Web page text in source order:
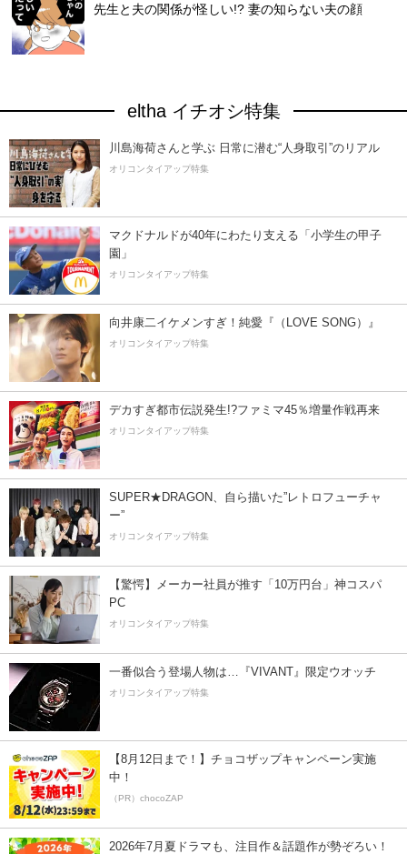
先生と夫の関係が怪しい!? 妻の知らない夫の顔
eltha イチオシ特集
川島海荷さんと学ぶ 日常に潜む“人身取引”のリアル
オリコンタイアップ特集
マクドナルドが40年にわたり支える「小学生の甲子
園」
オリコンタイアップ特集
向井康二イケメンすぎ！純愛『（LOVE SONG）』
オリコンタイアップ特集
デカすぎ都市伝説発生!?ファミマ45％増量作戦再来
オリコンタイアップ特集
SUPER★DRAGON、自ら描いた”レトロフューチャ
ー”
オリコンタイアップ特集
【驚愕】メーカー社員が推す「10万円台」神コスパ
PC
オリコンタイアップ特集
一番似合う登場人物は…『VIVANT』限定ウオッチ
オリコンタイアップ特集
【8月12日まで！】チョコザップキャンペーン実施
中！
（PR）chocoZAP
2026年7月夏ドラマも、注目作＆話題作が勢ぞろい！